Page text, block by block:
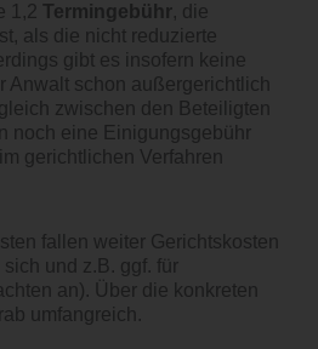
1,2 Termingebühr, die
als die nicht reduzierte
gibt es insofern keine
Anwalt schon außergerichtlich
zwischen den Beteiligten
noch eine Einigungsgebühr
gerichtlichen Verfahren
fallen weiter Gerichtskosten
und z.B. ggf. für
an). Über die konkreten
umfangreich.